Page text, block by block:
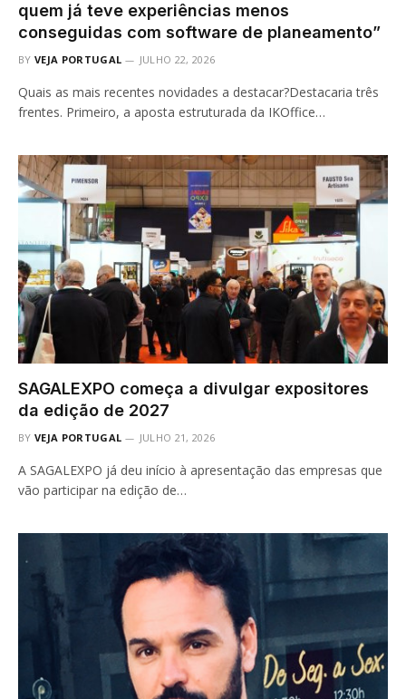
quem já teve experiências menos
conseguidas com software de planeamento”
BY VEJA PORTUGAL JULHO 22, 2026
Quais as mais recentes novidades a destacar?Destacaria três
frentes. Primeiro, a aposta estruturada da IKOffice…
SAGALEXPO começa a divulgar expositores
da edição de 2027
BY VEJA PORTUGAL JULHO 21, 2026
A SAGALEXPO já deu início à apresentação das empresas que
vão participar na edição de…